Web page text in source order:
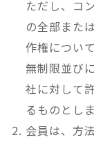
ただし、コ
の全部また
作権につい
無制限並び
社に対して
るものとしま
会員は、方